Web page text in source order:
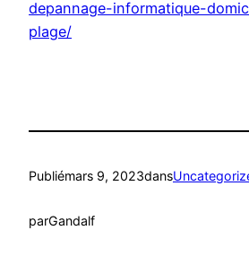
depannage-informatique-
plage/
Publiémars 9, 2023dans
parGandalf